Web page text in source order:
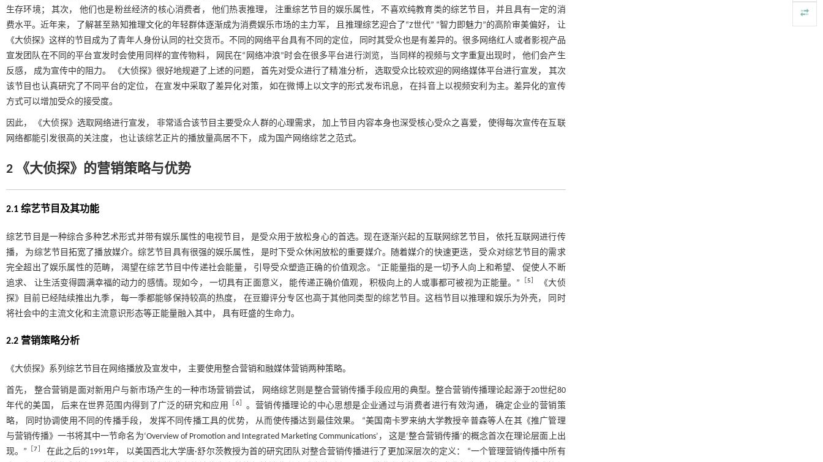
生存环境； 其次， 他们也是粉丝经济的核心消费者， 他们热衷推理， 注重综艺节目的娱乐属性， 不喜欢纯教育类的综艺节目， 并且具有一定的消
费水平。近年来， 了解甚至熟知推理文化的年轻群体逐渐成为消费娱乐市场的主力军， 且推理综艺迎合了“Z世代” “智力即魅力”的高阶审美偏好， 让
《大侦探》这样的节目成为了青年人身份认同的社交货币。不同的网络平台具有不同的定位， 同时其受众也是有差异的。很多网络红人或者影视产品
宣发团队在不同的平台宣发时会使用同样的宣传物料， 网民在“网络冲浪”时会在很多平台进行浏览， 当同样的视频与文字重复出现时， 他们会产生
反感， 成为宣传中的阻力。 《大侦探》很好地规避了上述的问题， 首先对受众进行了精准分析， 选取受众比较欢迎的网络媒体平台进行宣发， 其次
该节目也认真研究了不同平台的定位， 在宣发中采取了差异化对策， 如在微博上以文字的形式发布讯息， 在抖音上以视频安利为主。差异化的宣传
方式可以增加受众的接受度。
因此， 《大侦探》选取网络进行宣发， 非常适合该节目主要受众人群的心理需求， 加上节目内容本身也深受核心受众之喜爱， 使得每次宣传在互联
网络都能引发很高的关注度， 也让该综艺正片的播放量高居不下， 成为国产网络综艺之范式。
2 《大侦探》的营销策略与优势
2.1 综艺节目及其功能
综艺节目是一种综合多种艺术形式并带有娱乐属性的电视节目， 是受众用于放松身心的首选。现在逐渐兴起的互联网综艺节目， 依托互联网进行传
播， 为综艺节目拓宽了播放媒介。综艺节目具有很强的娱乐属性， 是时下受众休闲放松的重要媒介。随着媒介的快速更迭， 受众对综艺节目的需求
完全超出了娱乐属性的范畴， 渴望在综艺节目中传递社会能量， 引导受众塑造正确的价值观念。 “正能量指的是一切予人向上和希望、 促使人不断
追求、 让生活变得圆满幸福的动力的感情。现如今， 一切具有正面意义， 能传递正确价值观， 积极向上的人或事都可被视为正能量。”
5
《大侦
探》目前已经陆续推出九季， 每一季都能够保持较高的热度， 在豆瓣评分专区也高于其他同类型的综艺节目。这档节目以推理和娱乐为外壳， 同时
将社会中的主流文化和主流意识形态等正能量融入其中， 具有旺盛的生命力。
2.2 营销策略分析
《大侦探》系列综艺节目在网络播放及宣发中， 主要使用整合营销和融媒体营销两种策略。
首先， 整合营销是面对新用户与新市场产生的一种市场营销尝试， 网络综艺则是整合营销传播手段应用的典型。整合营销传播理论起源于20世纪80
年代的美国， 后来在世界范围内得到了广泛的研究和应用
6］ 。营销传播理论的中心思想是企业通过与消费者进行有效沟通， 确定企业的营销策
略， 同时协调使用不同的传播手段， 发挥不同传播工具的优势， 从而使传播达到最佳效果。 “美国南卡罗来纳大学教授辛普森等人在其《推广管理
与营销传播》一书将其中一节命名为‘Overview of Promotion and Integrated Marketing Communications’， 这是‘整合营销传播’的概念首次在理论层面上出
现。”
［7
在此之后的1991年， 以美国西北大学唐·舒尔茨教授为首的研究团队对整合营销传播进行了更加深层次的定义： “一个管理营销传播中所有